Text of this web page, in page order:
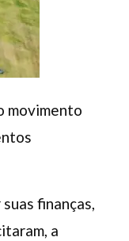
movimento
finanças,
a